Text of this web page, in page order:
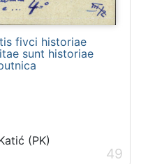
fivci historiae
sunt historiae
(PK)
49